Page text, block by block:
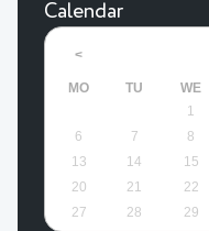
Calendar
<
MO TU WE
1
6
7 8
13
14 15
20
21 22
27
28 29